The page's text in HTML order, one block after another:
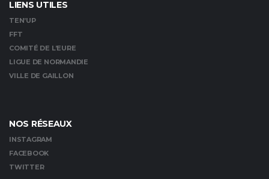
LIENS UTILES
TEN’UP
FFT
COMITÉ DE L’EURE
LIGUE DE NORMANDIE
VILLE DE GAILLON
NOS RÉSEAUX
INSTAGRAM
FACEBOOK
TWITTER